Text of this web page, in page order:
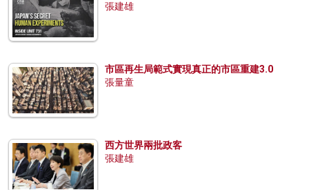
張建雄
市區再生局範式實現真正的市區重建3.0
張量童
西方世界兩批政客
張建雄